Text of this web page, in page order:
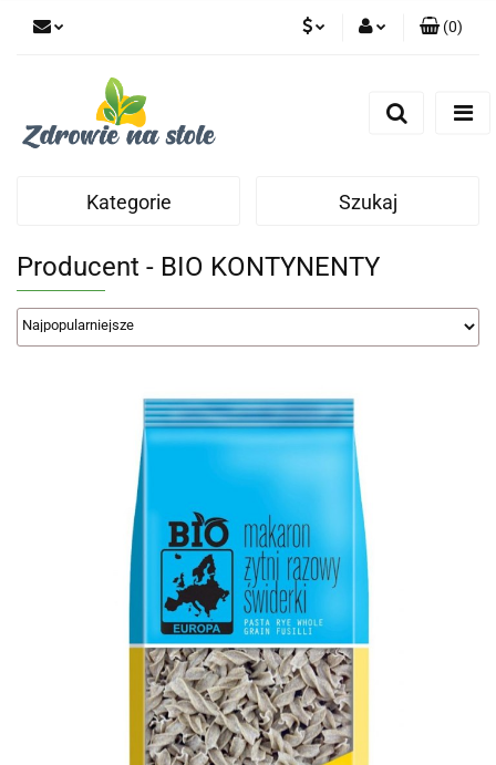
(0)
Kategorie Szukaj
Producent - BIO KONTYNENTY